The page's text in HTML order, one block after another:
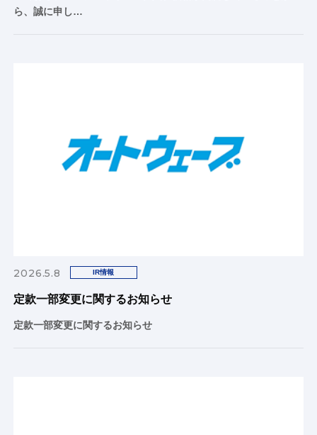
ら、誠に申し…
2026.5.8 IR情報
定款一部変更に関するお知らせ
定款一部変更に関するお知らせ